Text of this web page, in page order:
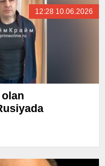
12:28 10.06.2026
olan